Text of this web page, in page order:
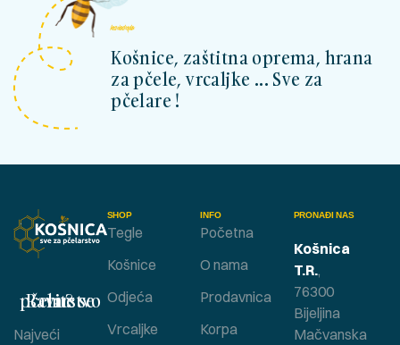
kosnicashop.ba
Košnice, zaštitna oprema, hrana
za pčele, vrcaljke ... Sve za
pčelare !
SHOP
Tegle
Košnice
Odjeća
Vrcaljke
INFO
Početna
O nama
Prodavnica
Korpa
Bavite se pčelarstvom ?
Najveći
PRONAĐI NAS
Košnica
T.R.,
76300
Bijeljina
Mačvanska